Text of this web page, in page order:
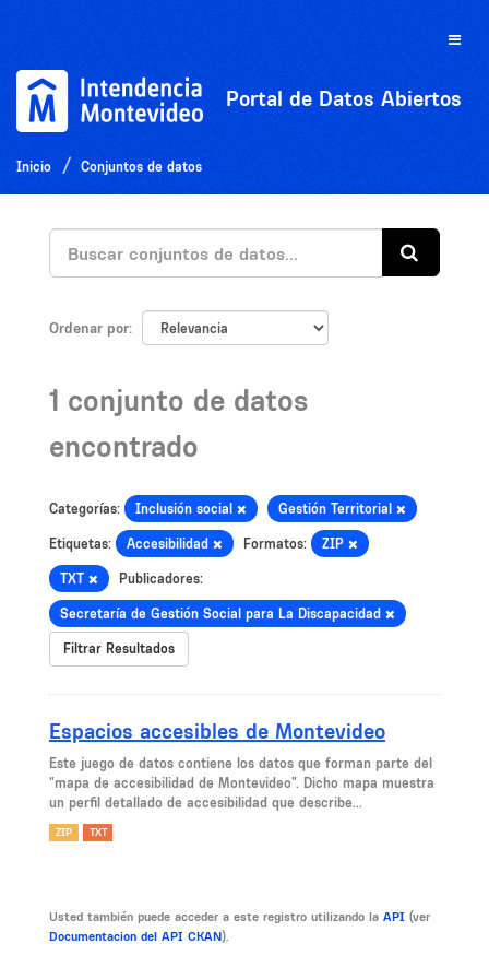
Toggle
Portal de Datos Abiertos
Inicio Conjuntos de datos
Ordenar por
1 conjunto de datos
encontrado
Categorías: Inclusión social Gestión Territorial
Etiquetas: Accesibilidad Formatos: ZIP
TXT Publicadores:
Secretaría de Gestión Social para La Discapacidad
Filtrar Resultados
Espacios accesibles de Montevideo
Este juego de datos contiene los datos que forman parte del
"mapa de accesibilidad de Montevideo". Dicho mapa muestra
un perfil detallado de accesibilidad que describe...
ZIP TXT
Usted también puede acceder a este registro utilizando la API (ver
Documentacion del API CKAN).